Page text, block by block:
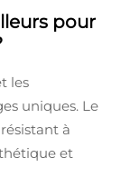
pour
les
uniques. Le
à
et